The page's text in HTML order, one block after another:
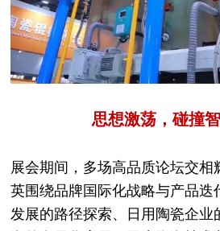
思想激荡，碰撞
展会期间，多场高品质论坛交相
英围绕品牌国际化战略与产品迭
发展的路径探索、日用陶瓷企业